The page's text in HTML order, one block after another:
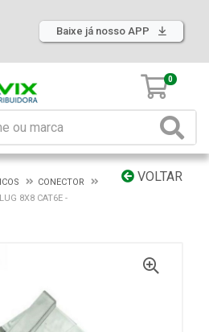
Baixe já nosso APP
0
VOLTAR
CONECTOR
8X8 CAT6E -